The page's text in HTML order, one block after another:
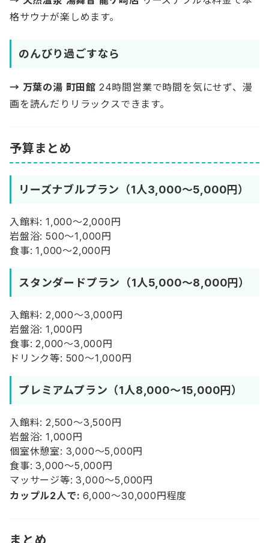
格サウナが楽しめます。
のんびり過ごすなら
→ 万葉の湯 町田館 24時間営業で時間を気にせず、漫
画を読んだりリラックスできます。
予算まとめ
リーズナブルプラン（1人3,000〜5,000円）
入館料: 1,000〜2,000円
岩盤浴: 500〜1,000円
食事: 1,000〜2,000円
スタンダードプラン（1人5,000〜8,000円）
入館料: 2,000〜3,000円
岩盤浴: 1,000円
食事: 2,000〜3,000円
ドリンク等: 500〜1,000円
プレミアムプラン（1人8,000〜15,000円）
入館料: 2,500〜3,500円
岩盤浴: 1,000円
個室休憩室: 3,000〜5,000円
食事: 3,000〜5,000円
マッサージ等: 3,000〜5,000円
カップル2人で: 6,000〜30,000円程度
まとめ